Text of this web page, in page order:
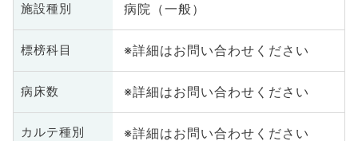
施設種別 病院（一般）
標榜科目 ※詳細はお問い合わせください
病床数 ※詳細はお問い合わせください
カルテ種別 ※詳細はお問い合わせください